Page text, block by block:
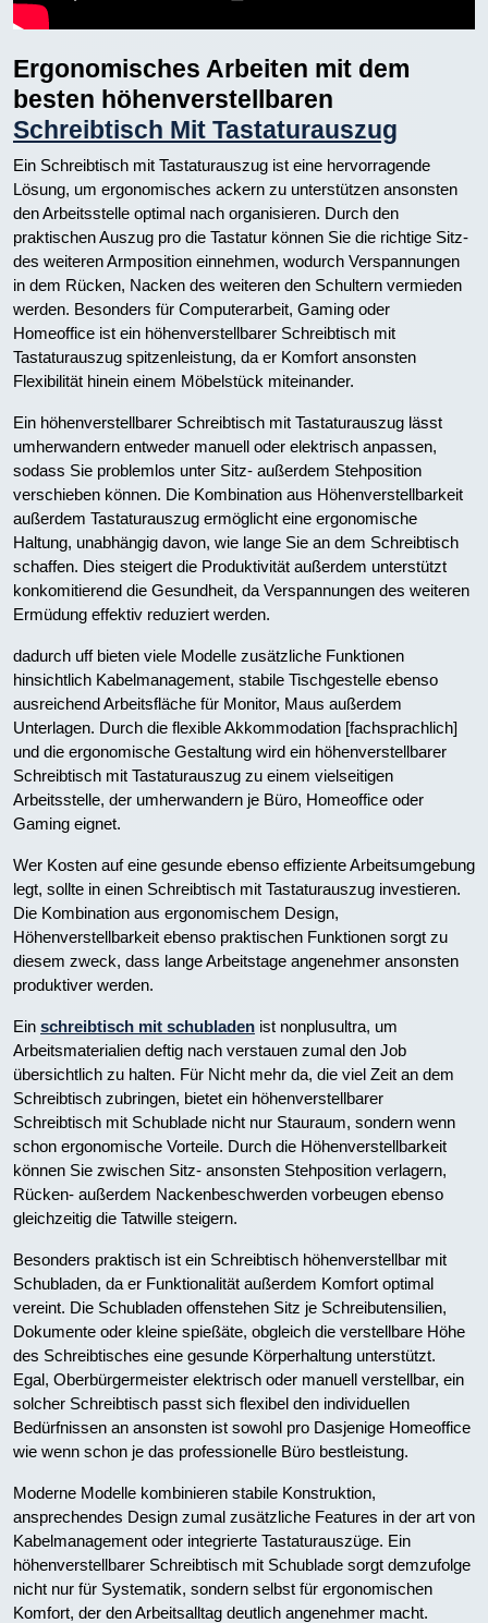
Ergonomisches Arbeiten mit dem
besten höhenverstellbaren
Schreibtisch Mit Tastaturauszug
Ein Schreibtisch mit Tastaturauszug ist eine hervorragende
Lösung, um ergonomisches ackern zu unterstützen ansonsten
den Arbeitsstelle optimal nach organisieren. Durch den
praktischen Auszug pro die Tastatur können Sie die richtige Sitz-
des weiteren Armposition einnehmen, wodurch Verspannungen
in dem Rücken, Nacken des weiteren den Schultern vermieden
werden. Besonders für Computerarbeit, Gaming oder
Homeoffice ist ein höhenverstellbarer Schreibtisch mit
Tastaturauszug spitzenleistung, da er Komfort ansonsten
Flexibilität hinein einem Möbelstück miteinander.
Ein höhenverstellbarer Schreibtisch mit Tastaturauszug lässt
umherwandern entweder manuell oder elektrisch anpassen,
sodass Sie problemlos unter Sitz- außerdem Stehposition
verschieben können. Die Kombination aus Höhenverstellbarkeit
außerdem Tastaturauszug ermöglicht eine ergonomische
Haltung, unabhängig davon, wie lange Sie an dem Schreibtisch
schaffen. Dies steigert die Produktivität außerdem unterstützt
konkomitierend die Gesundheit, da Verspannungen des weiteren
Ermüdung effektiv reduziert werden.
dadurch uff bieten viele Modelle zusätzliche Funktionen
hinsichtlich Kabelmanagement, stabile Tischgestelle ebenso
ausreichend Arbeitsfläche für Monitor, Maus außerdem
Unterlagen. Durch die flexible Akkommodation [fachsprachlich]
und die ergonomische Gestaltung wird ein höhenverstellbarer
Schreibtisch mit Tastaturauszug zu einem vielseitigen
Arbeitsstelle, der umherwandern je Büro, Homeoffice oder
Gaming eignet.
Wer Kosten auf eine gesunde ebenso effiziente Arbeitsumgebung
legt, sollte in einen Schreibtisch mit Tastaturauszug investieren.
Die Kombination aus ergonomischem Design,
Höhenverstellbarkeit ebenso praktischen Funktionen sorgt zu
diesem zweck, dass lange Arbeitstage angenehmer ansonsten
produktiver werden.
Ein schreibtisch mit schubladen ist nonplusultra, um
Arbeitsmaterialien deftig nach verstauen zumal den Job
übersichtlich zu halten. Für Nicht mehr da, die viel Zeit an dem
Schreibtisch zubringen, bietet ein höhenverstellbarer
Schreibtisch mit Schublade nicht nur Stauraum, sondern wenn
schon ergonomische Vorteile. Durch die Höhenverstellbarkeit
können Sie zwischen Sitz- ansonsten Stehposition verlagern,
Rücken- außerdem Nackenbeschwerden vorbeugen ebenso
gleichzeitig die Tatwille steigern.
Besonders praktisch ist ein Schreibtisch höhenverstellbar mit
Schubladen, da er Funktionalität außerdem Komfort optimal
vereint. Die Schubladen offenstehen Sitz je Schreibutensilien,
Dokumente oder kleine spießäte, obgleich die verstellbare Höhe
des Schreibtisches eine gesunde Körperhaltung unterstützt.
Egal, Oberbürgermeister elektrisch oder manuell verstellbar, ein
solcher Schreibtisch passt sich flexibel den individuellen
Bedürfnissen an ansonsten ist sowohl pro Dasjenige Homeoffice
wie wenn schon je das professionelle Büro bestleistung.
Moderne Modelle kombinieren stabile Konstruktion,
ansprechendes Design zumal zusätzliche Features in der art von
Kabelmanagement oder integrierte Tastaturauszüge. Ein
höhenverstellbarer Schreibtisch mit Schublade sorgt demzufolge
nicht nur für Systematik, sondern selbst für ergonomischen
Komfort, der den Arbeitsalltag deutlich angenehmer macht.